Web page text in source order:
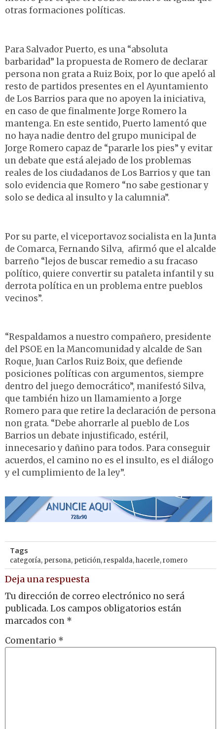
otras formaciones políticas.
Para Salvador Puerto, es una “absoluta
barbaridad” la propuesta de Romero de declarar
persona non grata a Ruiz Boix, por lo que apeló al
resto de partidos presentes en el Ayuntamiento
de Los Barrios para que no apoyen la iniciativa,
en caso de que finalmente Jorge Romero la
mantenga. En este sentido, Puerto lamentó que
no haya nadie dentro del grupo municipal de
Jorge Romero capaz de “pararle los pies” y evitar
un debate que está alejado de los problemas
reales de los ciudadanos de Los Barrios y que tan
solo evidencia que Romero “no sabe gestionar y
solo se dedica al insulto y la calumnia”.
Por su parte, el viceportavoz socialista en la Junta
de Comarca, Fernando Silva, afirmó que el alcalde
barreño “lejos de buscar remedio a su fracaso
político, quiere convertir su pataleta infantil y su
derrota política en un problema entre pueblos
vecinos”.
“Respaldamos a nuestro compañero, presidente
del PSOE en la Mancomunidad y alcalde de San
Roque, Juan Carlos Ruiz Boix, que defiende
posiciones políticas con argumentos, siempre
dentro del juego democrático”, manifestó Silva,
que también hizo un llamamiento a Jorge
Romero para que retire la declaración de persona
non grata. “Debe ahorrarle al pueblo de Los
Barrios un debate injustificado, estéril,
innecesario y dañino para todos. Para conseguir
acuerdos, el camino no es el insulto, es el diálogo
y el cumplimiento de la ley”.
Tags
categoría, persona, petición,respalda,hacerle,romero
Deja una respuesta
Tu dirección de correo electrónico no será
publicada. Los campos obligatorios están
marcados con *
Comentario *